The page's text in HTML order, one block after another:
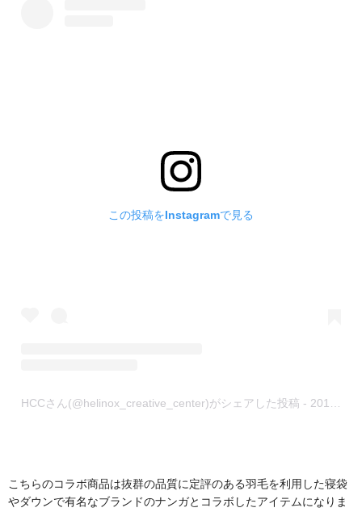
この投稿をInstagramで見る
HCCさん(@helinox_creative_center)がシェアした投稿 - 2019年 8月月26日午前3時59分PDT
こちらのコラボ商品は抜群の品質に定評のある羽毛を利用した寝袋
やダウンで有名なブランドのナンガとコラボしたアイテムになりま